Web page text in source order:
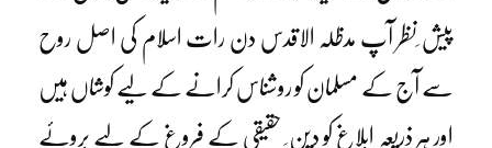
پیش ِنظر آپ مدظلہ الاقدس دن رات اسلام کی اصل روح
سے آج کے مسلمان کو روشناس کرانے کے لیے کوشاں ہیں
اور ہر ذریعہ ابلاغ کو دین ِ حقیقی کے فروغ کے لیے بروئے